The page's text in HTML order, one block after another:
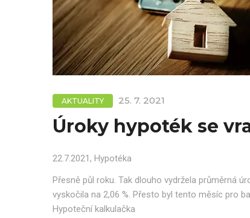
AKTUALITY 25. 7. 2021
Úroky hypoték se
22.7.2021, Hypotéka
Přesně půl roku. Tak dlouho vydržela průměrná
vyskočila na 2,06 %. Přesto byl tento měsíc pro
Hypoteční kalkulačka